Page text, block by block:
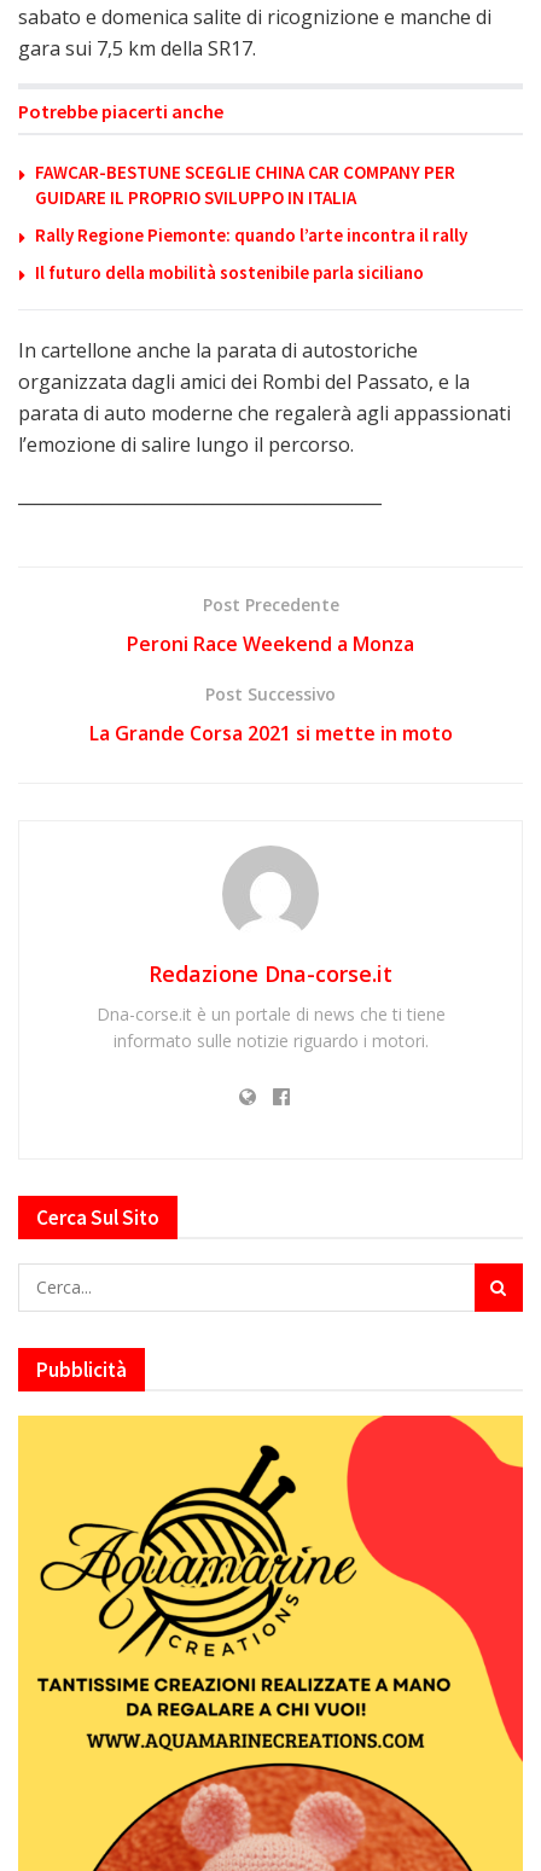
sabato e domenica salite di ricognizione e manche di
gara sui 7,5 km della SR17.
Potrebbe piacerti anche
FAWCAR-BESTUNE SCEGLIE CHINA CAR COMPANY PER
GUIDARE IL PROPRIO SVILUPPO IN ITALIA
Rally Regione Piemonte: quando l’arte incontra il rally
Il futuro della mobilità sostenibile parla siciliano
In cartellone anche la parata di autostoriche
organizzata dagli amici dei Rombi del Passato, e la
parata di auto moderne che regalerà agli appassionati
l’emozione di salire lungo il percorso.
Post Precedente
Peroni Race Weekend a Monza
Post Successivo
La Grande Corsa 2021 si mette in moto
Redazione Dna-corse.it
Dna-corse.it è un portale di news che ti tiene
informato sulle notizie riguardo i motori.
Cerca Sul Sito
Pubblicità